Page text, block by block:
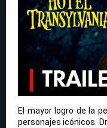
El mayor logro de la
personajes icónicos.